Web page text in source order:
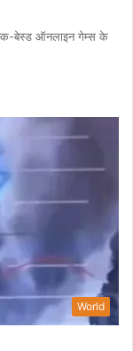
बेस्ड ऑनलाइन गेम्स के
World